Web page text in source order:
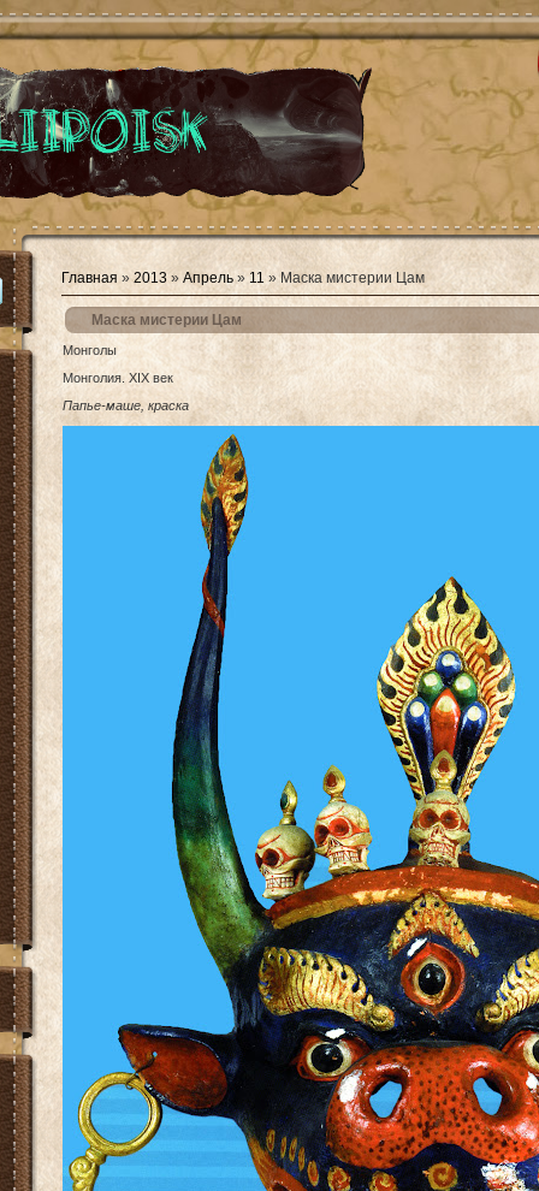
Главная » 2013 » Апрель » 11» Маска мистерии Цам
Маска мистерии Цам
Монголы
Монголия. ХIХ век
Папье-маше, краска